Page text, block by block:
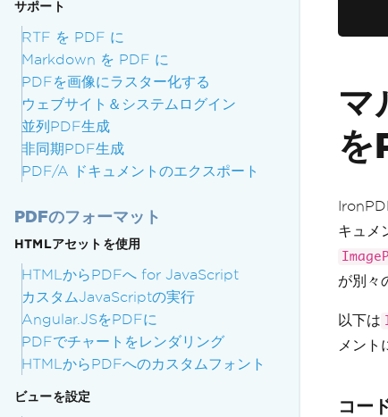
サポート
RTF を PDF に
Markdown を PDF に
PDFを画像にラスター化する
ウェブサイト＆システムログイン
並列PDF生成
非同期PDF生成
PDF/A ドキュメントのエクスポート
PDFのフォーマット
HTMLアセットを使用
HTMLからPDFへ for JavaScript
カスタムJavaScriptの実行
Angular.JSをPDFに
PDFでチャートをレンダリング
HTMLからPDFへのカスタムフォント
ビューを設定
マ
を
キュメ
が別々
以下は
メント
コー